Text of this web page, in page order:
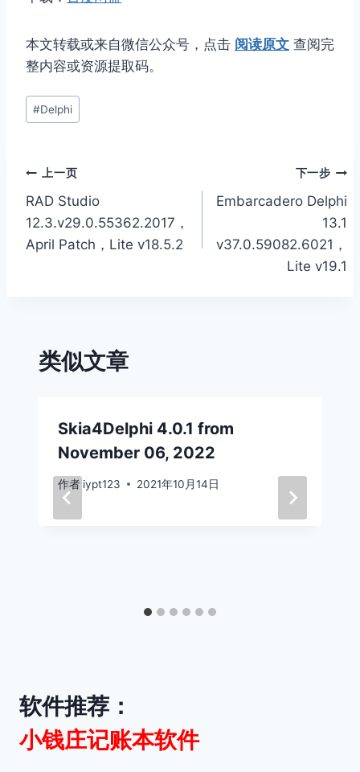
本文转载或来自微信公众号，点击 阅读原文 查阅完
整内容或资源提取码。
文
章
签：
#Delphi
文
章
导
上一页
RAD Studio
12.3.v29.0.55362.2017，
April Patch，Lite v18.5.2
下一步
Embarcadero Delphi
13.1
v37.0.59082.6021，
Lite v19.1
类似文章
Skia4Delphi 4.0.1 from
November 06, 2022
作者 iypt123 2021年10月14日
软件推荐：
小钱庄记账本软件